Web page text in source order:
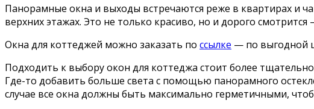
Панорамные окна и выходы встречаются реже в квартирах и
верхних этажах. Это не только красиво, но и дорого
Окна для коттеджей можно заказать по ссылке — по выгодной
Подходить к выбору окон для коттеджа стоит более
Где-то добавить больше света с помощью панорамного
случае все окна должны быть максимально герметичными,